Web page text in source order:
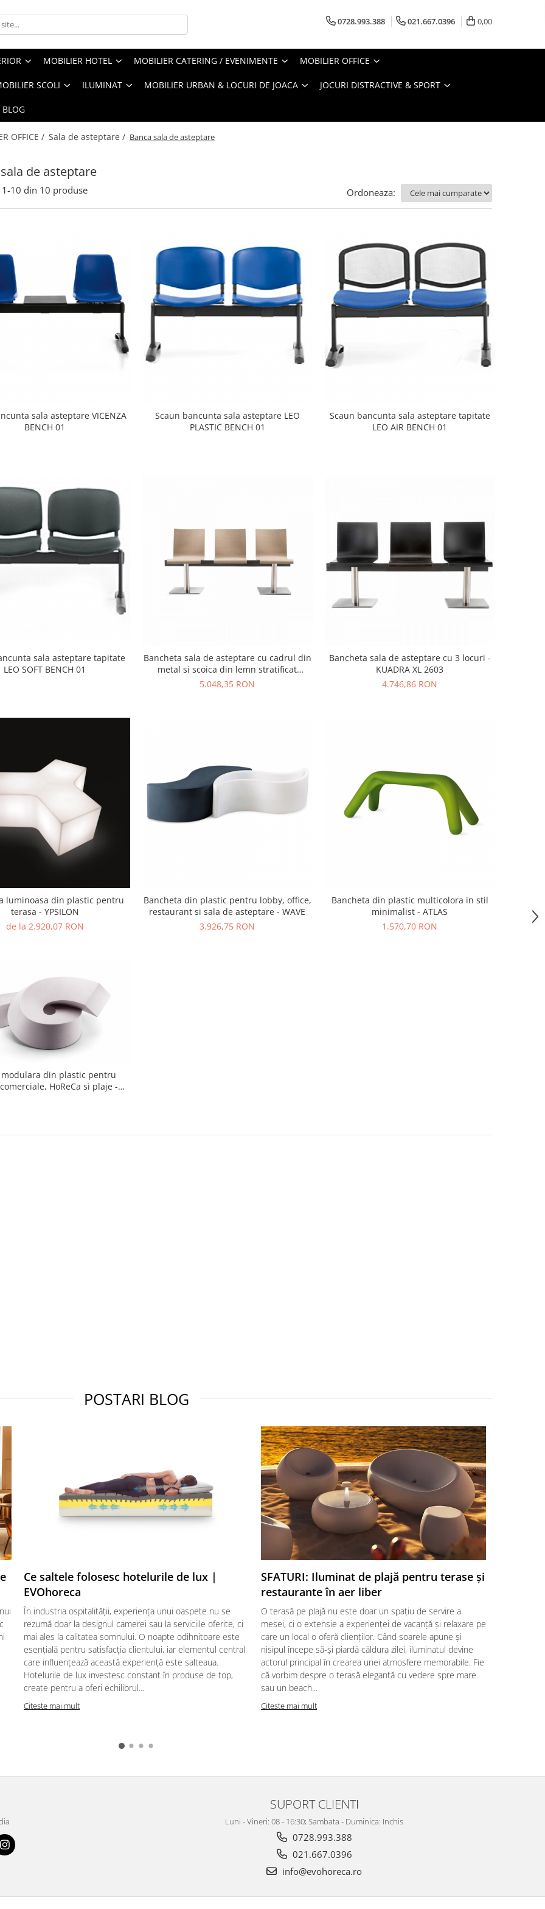
0728.993.388 021.667.0396 0,00
MOBILIER HOTEL MOBILIER CATERING / EVENIMENTE MOBILIER OFFICE
SCOLI ILUMINAT MOBILIER URBAN & LOCURI DE JOACA JOCURI DISTRACTIVE & SPORT
BLOG
OFFICE / Sala de asteptare / Banca sala de asteptare
de asteptare
1-10 din 10 produse Ordoneaza:
sala asteptare VICENZA
BENCH 01
Scaun bancunta sala asteptare LEO
PLASTIC BENCH 01
Scaun bancunta sala asteptare tapitate
LEO AIR BENCH 01
sala asteptare tapitate
LEO SOFT BENCH 01
Bancheta sala de asteptare cu cadrul din
metal si scoica din lemn stratificat
KUADRA XL 2613
5.048,35 RON
Bancheta sala de asteptare cu 3 locuri -
KUADRA XL 2603
4.746,86 RON
luminoasa din plastic pentru
terasa - YPSILON
de la 2.920,07 RON
Bancheta din plastic pentru lobby, office,
restaurant si sala de asteptare - WAVE
3.926,75 RON
Bancheta din plastic multicolora in stil
minimalist - ATLAS
1.570,70 RON
modulara din plastic pentru
HoReCa si plaje -
POSTARI BLOG
Ce saltele folosesc hotelurile de lux |
EVOhoreca
În industria ospitalității, experiența unui oaspete nu se
rezumă doar la designul camerei sau la serviciile oferite, ci
mai ales la calitatea somnului. O noapte odihnitoare este
esențială pentru satisfacția clientului, iar elementul central
care influențează această experiență este salteaua.
Hotelurile de lux investesc constant în produse de top,
create pentru a oferi echilibrul...
Citeste mai mult
SFATURI: Iluminat de plajă pentru terase și
restaurante în aer liber
O terasă pe plajă nu este doar un spațiu de servire a
mesei, ci o extensie a experienței de vacanță și relaxare pe
care un local o oferă clienților. Când soarele apune și
nisipul începe să-și piardă căldura zilei, iluminatul devine
actorul principal în crearea unei atmosfere memorabile. Fie
că vorbim despre o terasă elegantă cu vedere spre mare
sau un beach...
Citeste mai mult
SUPORT CLIENTI
Luni - Vineri: 08 - 16:30; Sambata - Duminica: Inchis
0728.993.388
021.667.0396
info@evohoreca.ro